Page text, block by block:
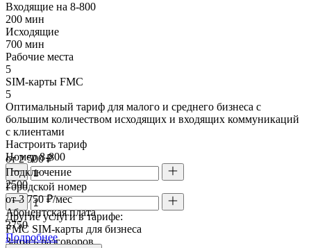
Входящие на 8-800
200 мин
Исходящие
700 мин
Рабочие места
5
SIM-карты FMC
5
Оптимальный тариф для малого и среднего бизнеса с
большим количеством исходящих и входящих коммуникаций
с клиентами
Настроить тариф
Номер 8-800
Городской номер
Другие услуги в тарифе:
FMC SIM-карты для бизнеса
Запись разговоров
от 2 500 ₽
Подключение
2500
от 3 750 ₽/мес
Абонентская плата
3750
Подробнее